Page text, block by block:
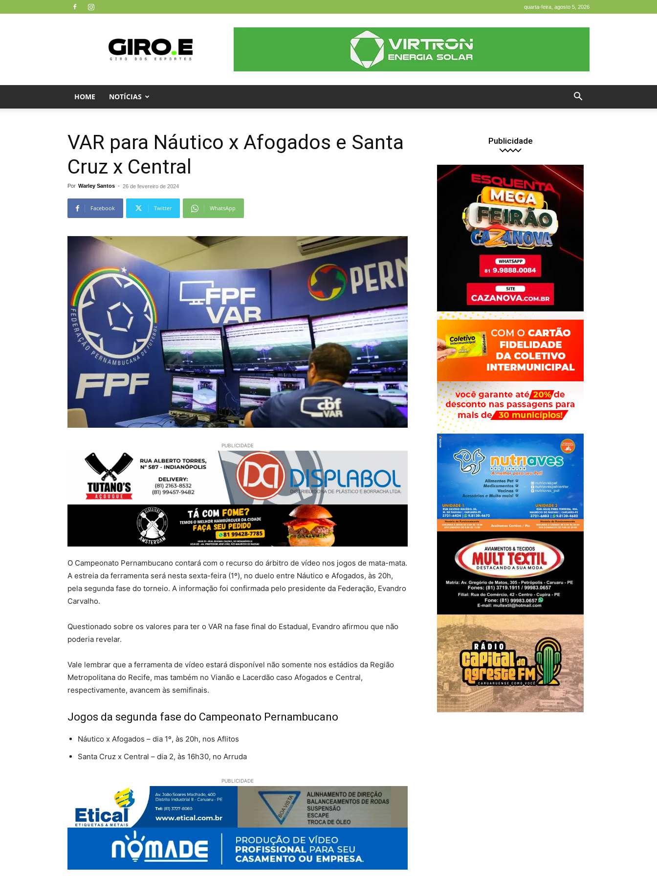
quarta-feira, agosto 5, 2026
dos
Esportes
HOME NOTÍCIAS
VAR para Náutico x Afogados e Santa
Cruz x Central
Por Warley Santos - 26 de fevereiro de 2024
Facebook Twitter WhatsApp
PUBLICIDADE
O Campeonato Pernambucano contará com o recurso do árbitro de vídeo nos jogos de mata-mata.
A estreia da ferramenta será nesta sexta-feira (1º), no duelo entre Náutico e Afogados, às 20h,
pela segunda fase do torneio. A informação foi confirmada pelo presidente da Federação, Evandro
Carvalho.
Questionado sobre os valores para ter o VAR na fase final do Estadual, Evandro afirmou que não
poderia revelar.
Vale lembrar que a ferramenta de vídeo estará disponível não somente nos estádios da Região
Metropolitana do Recife, mas também no Vianão e Lacerdão caso Afogados e Central,
respectivamente, avancem às semifinais.
Jogos da segunda fase do Campeonato Pernambucano
Náutico x Afogados – dia 1º, às 20h, nos Aflitos
Santa Cruz x Central – dia 2, às 16h30, no Arruda
PUBLICIDADE
Publicidade